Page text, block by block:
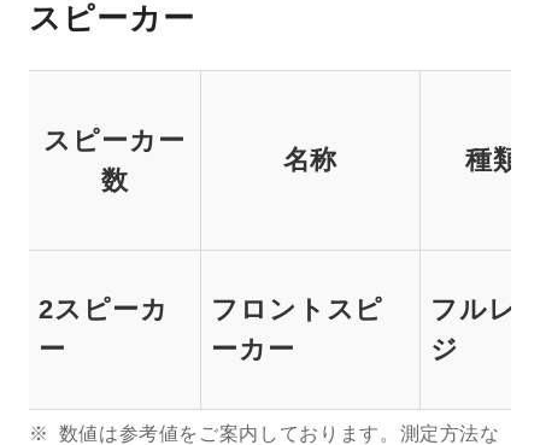
スピーカー
スピーカー
数
名称 種類
2スピーカ
ー
フロントスピ
ーカー
フルレ
ジ
数値は参考値をご案内しております。測定方法な